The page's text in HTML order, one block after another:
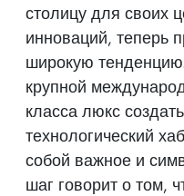
столицу для своих
инноваций, теперь
широкую
крупной
класса люкс
технологический
собой важное и
шаг говорит о том,